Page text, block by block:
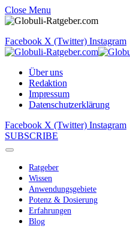
Close Menu
Facebook X (Twitter) Instagram
Über uns
Redaktion
Impressum
Datenschutzerklärung
Facebook X (Twitter) Instagram
SUBSCRIBE
Ratgeber
Wissen
Anwendungsgebiete
Potenz & Dosierung
Erfahrungen
Blog